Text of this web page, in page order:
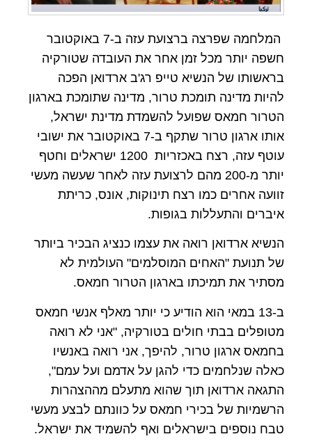
המלחמה שפרצה ברצועת עזה ב-7 באוקטובר
חשפה יותר מכל זמן אחר את העובדה שטורקיה
בראשותו של הנשיא טייפ רג'ב ארדואן הפכה
להיות מדינה תומכת טרור, מדינה שתומכת בארגון
הטרור חמאס שפועל להשמדת מדינת ישראל,
אותו ארגון טרור שתקף ב-7 באוקטובר את ישובי
עוטף עזה, רצח באכזריות 1200 ישראלים וחטף
יותר מ-200 מהם לרצועת עזה לאחר שעשה מעשי
זוועה אחרים כמו רצח תינוקות, אונס, כריתת
איברים והתעללות בגופות.
הנשיא ארדואן רואה את עצמו כנציג הבכיר ביותר
של תנועת "האחים המוסלמים" העולמית לא
מסתיר את תמיכתו בארגון הטרור חמאס.
ב-13 במאי הוא הודיע כי יותר מאלף אנשי חמאס
מטופלים בבתי חולים בטורקיה, "אני לא רואה
בחמאס ארגון טרור, להיפך, אני רואה באנשיו
כאלה שנלחמים כדי להגן על אדמם ועל עמם",
התגאה ארדואן תוך שהוא מתעלם מההצהרות
הרשמיות של בכירי חמאס על כוונתם לבצע מעשי
טבח נוספים בישראלים ואף להשמיד את ישראל.